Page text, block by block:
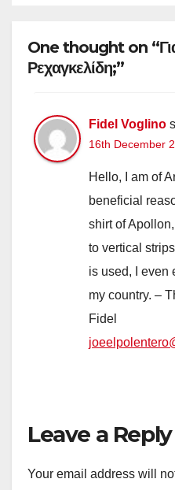
One thought on
Ρεχαγκελίδη;”
Fidel Voglino
16th December
Hello, I am of
beneficial
shirt of
to vertical
is used, I even
my country. –
Fidel
Leave a Reply
Your email address will